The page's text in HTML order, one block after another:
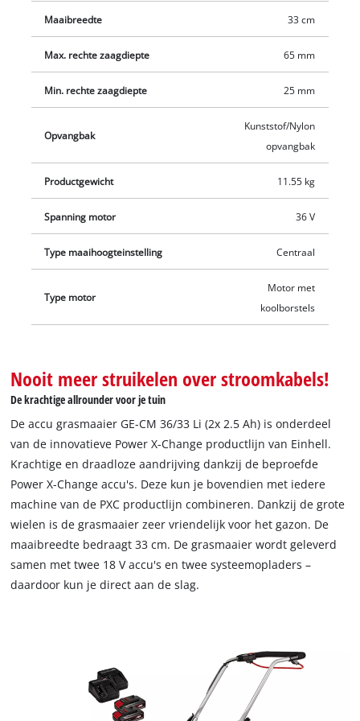
Maaibreedte 33 cm
Max. rechte zaagdiepte 65 mm
Min. rechte zaagdiepte 25 mm
Opvangbak
Kunststof/Nylon
opvangbak
Productgewicht 11.55 kg
Spanning motor 36 V
Type maaihoogteinstelling Centraal
Type motor
Motor met
koolborstels
Nooit meer struikelen over stroomkabels!
De krachtige allrounder voor je tuin
De accu grasmaaier GE-CM 36/33 Li (2x 2.5 Ah) is onderdeel
van de innovatieve Power X-Change productlijn van Einhell.
Krachtige en draadloze aandrijving dankzij de beproefde
Power X-Change accu's. Deze kun je bovendien met iedere
machine van de PXC productlijn combineren. Dankzij de grote
wielen is de grasmaaier zeer vriendelijk voor het gazon. De
maaibreedte bedraagt 33 cm. De grasmaaier wordt geleverd
samen met twee 18 V accu's en twee systeemopladers –
daardoor kun je direct aan de slag.